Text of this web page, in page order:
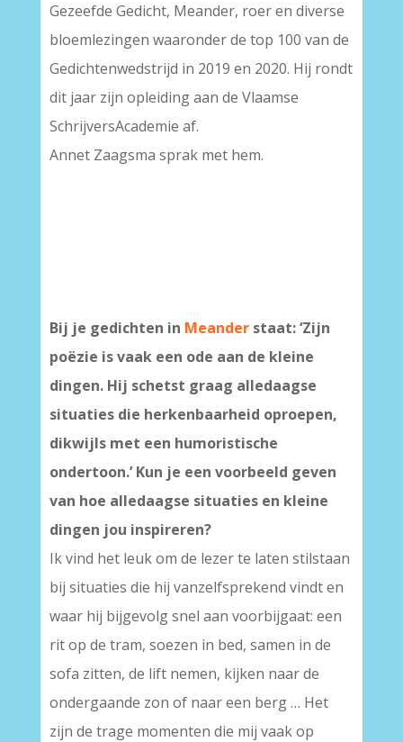
Gezeefde Gedicht, Meander, roer en diverse
bloemlezingen waaronder de top 100 van de
Gedichtenwedstrijd in 2019 en 2020. Hij rondt
dit jaar zijn opleiding aan de Vlaamse
SchrijversAcademie af.
Annet Zaagsma sprak met hem.
Bij je gedichten in Meanderstaat: ‘Zijn
poëzie is vaak een ode aan de kleine
dingen. Hij schetst graag alledaagse
situaties die herkenbaarheid oproepen,
dikwijls met een humoristische
ondertoon.’ Kun je een voorbeeld geven
van hoe alledaagse situaties en kleine
dingen jou inspireren?
Ik vind het leuk om de lezer te laten stilstaan
bij situaties die hij vanzelfsprekend vindt en
waar hij bijgevolg snel aan voorbijgaat: een
rit op de tram, soezen in bed, samen in de
sofa zitten, de lift nemen, kijken naar de
ondergaande zon of naar een berg … Het
zijn de trage momenten die mij vaak op